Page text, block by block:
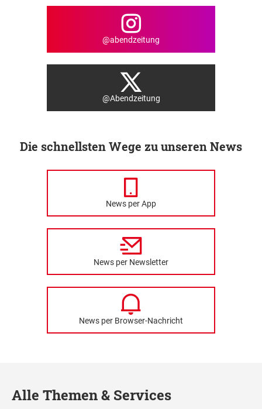
@abendzeitung
@Abendzeitung
Die schnellsten Wege zu unseren News
News per App
News per Newsletter
News per Browser-Nachricht
Alle Themen & Services